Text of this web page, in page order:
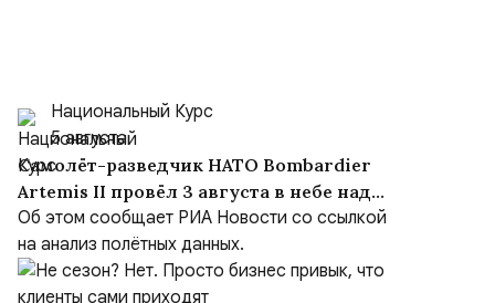
Национальный Курс
5 августа
Самолёт-разведчик НАТО Bombardier
Artemis II провёл 3 августа в небе над
Чёрным морем около девяти часов
Об этом сообщает РИА Новости со ссылкой
на анализ полётных данных.